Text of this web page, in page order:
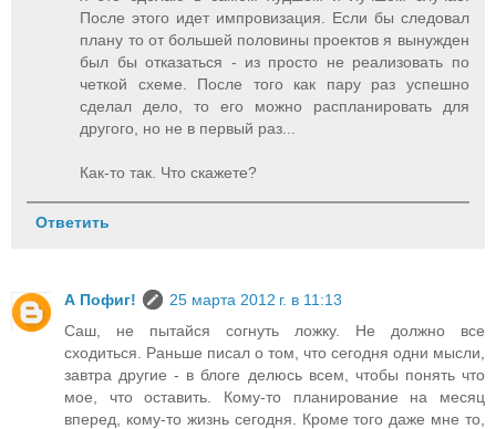
После этого идет импровизация. Если бы следовал
плану то от большей половины проектов я вынужден
был бы отказаться - из просто не реализовать по
четкой схеме. После того как пару раз успешно
сделал дело, то его можно распланировать для
другого, но не в первый раз...
Как-то так. Что скажете?
Ответить
А Пофиг!
25 марта 2012 г. в 11:13
Саш, не пытайся согнуть ложку. Не должно все
сходиться. Раньше писал о том, что сегодня одни мысли,
завтра другие - в блоге делюсь всем, чтобы понять что
мое, что оставить. Кому-то планирование на месяц
вперед, кому-то жизнь сегодня. Кроме того даже мне то,